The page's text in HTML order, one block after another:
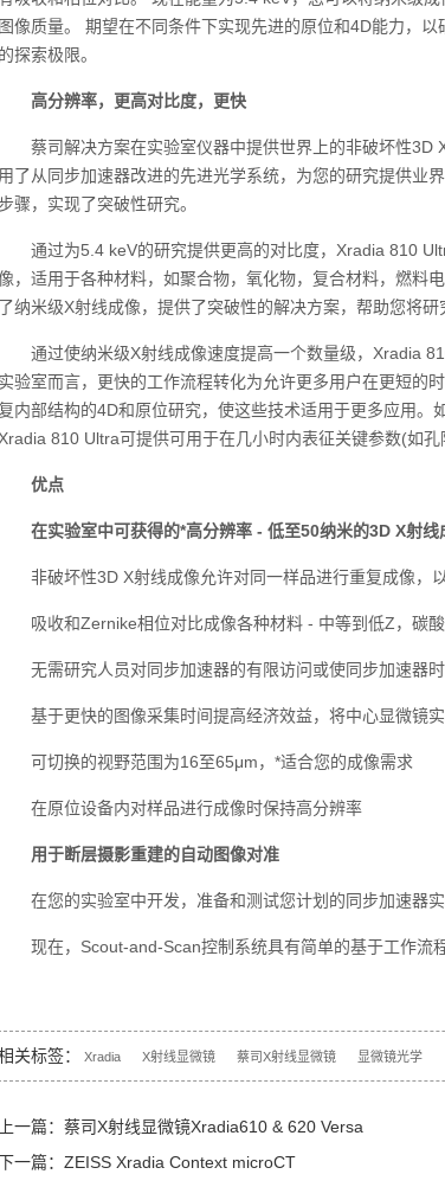
图像质量。 期望在不同条件下实现先进的原位和4D能力，
的探索极限。
高分辨率，更高对比度，更快
蔡司解决方案在实验室仪器中提供世界上的非破坏性3D
用了从同步加速器改进的先进光学系统，为您的研究提供业
骤，实现了突破性研究。
通过为5.4 keV的研究提供更高的对比度，Xradia 810
，适用于各种材料，如聚合物，氧化物，复合材料，燃料
了纳米级X射线成像，提供了突破性的解决方案，帮助您将研
通过使纳米级X射线成像速度提高一个数量级，Xradia
实验室而言，更快的工作流程转化为允许更多用户在更短的
复内部结构的4D和原位研究，使这些技术适用于更多应用。
Xradia 810 Ultra可提供可用于在几小时内表征关键参数(如孔
优点
在实验室中可获得的*高分辨率 - 低至50纳米的3D X射线
非破坏性3D X射线成像允许对同一样品进行重复成像，
吸收和Zernike相位对比成像各种材料 - 中等到低Z，碳
无需研究人员对同步加速器的有限访问或使同步加速器
基于更快的图像采集时间提高经济效益，将中心显微镜实
可切换的视野范围为16至65μm，*适合您的成像需求
在原位设备内对样品进行成像时保持高分辨率
用于断层摄影重建的自动图像对准
在您的实验室中开发，准备和测试您计划的同步加速器实
现在，Scout-and-Scan控制系统具有简单的基于工作流
关标签： Xradia X射线显微镜 蔡司X射线显微镜 显微镜光学
上一篇： 蔡司X射线显微镜Xradia610 & 620 Versa
一篇： ZEISS Xradia Context microCT